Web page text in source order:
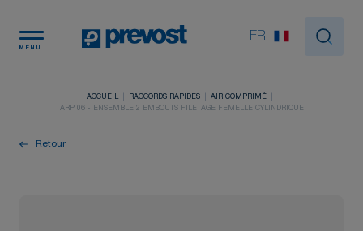
MENU
FR
ACCUEIL RACCORDS RAPIDES
AIR COMPRIMÉ
ARP 06 - ENSEMBLE 2 EMBOUTS FILETAGE FEMELLE CYLINDRIQUE
Retour